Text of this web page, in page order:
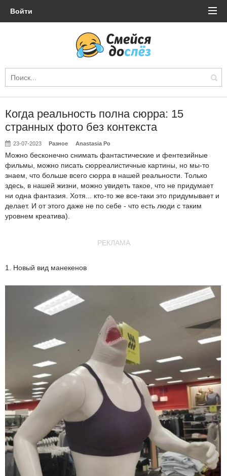
Войти
Когда реальность полна сюрра: 15
странных фото без контекста
23-07-2023 Разное Anastasia Po
Можно бесконечно снимать фантастические и фентезийные
фильмы, можно писать сюрреалистичные картины, но мы-то
знаем, что больше всего сюрра в нашей реальности. Только
здесь, в нашей жизни, можно увидеть такое, что не придумает
ни одна фантазия. Хотя... кто-то же все-таки это придумывает и
делает. И от этого даже не по себе - что есть люди с таким
уровнем креатива).
РЕКЛАМА
1. Новый вид манекенов